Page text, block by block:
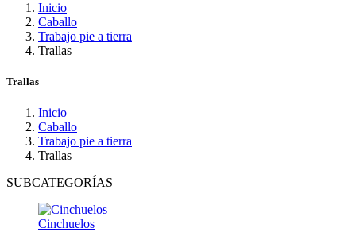
Inicio
Caballo
Trabajo pie a tierra
Trallas
Trallas
Inicio
Caballo
Trabajo pie a tierra
Trallas
SUBCATEGORÍAS
Cinchuelos